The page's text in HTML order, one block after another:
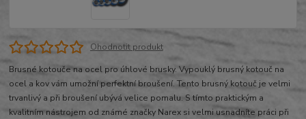
Ohodnotit produkt
Brusné kotouče na ocel pro úhlové brusky. Vypouklý brusný kotouč na
ocel a kov vám umožní perfektní broušení. Tento brusný kotouč je velmi
trvanlivý a při broušení ubývá velice pomalu. S tímto praktickým a
kvalitním nástrojem od známé značky Narex si velmi usnadníte práci při